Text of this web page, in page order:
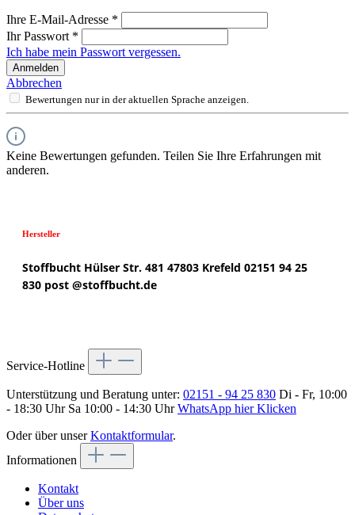
Ihre E-Mail-Adresse *
Ihr Passwort *
Ich habe mein Passwort vergessen.
Anmelden
Abbrechen
Bewertungen nur in der aktuellen Sprache anzeigen.
Keine Bewertungen gefunden. Teilen Sie Ihre Erfahrungen mit
anderen.
Hersteller
Stoffbucht Hülser Str. 481 47803 Krefeld 02151 94 25
830 post @stoffbucht.de
Service-Hotline
Unterstützung und Beratung unter: 02151 - 94 25 830 Di - Fr, 10:00
- 18:30 Uhr Sa 10:00 - 14:30 UhrWhatsApp hier Klicken
Oder über unserKontaktformular.
Informationen
Kontakt
Über uns